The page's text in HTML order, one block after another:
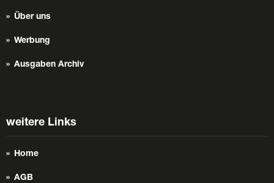
Über uns
Werbung
Ausgaben Archiv
weitere Links
Home
AGB